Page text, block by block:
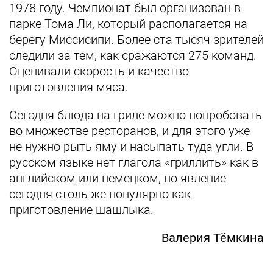
1978 году. Чемпионат был организован в
парке Тома Ли, который располагается на
берегу Миссисипи. Более ста тысяч зрителей
следили за тем, как сражаются 275 команд.
Оценивали скорость и качество
приготовления мяса.
Сегодня блюда на гриле можно попробовать
во множестве ресторанов, и для этого уже
не нужно рыть яму и насыпать туда угли. В
русском языке нет глагола «гриллить» как в
английском или немецком, но явление
сегодня столь же популярно как
приготовление шашлыка.
Валерия Тёмкина